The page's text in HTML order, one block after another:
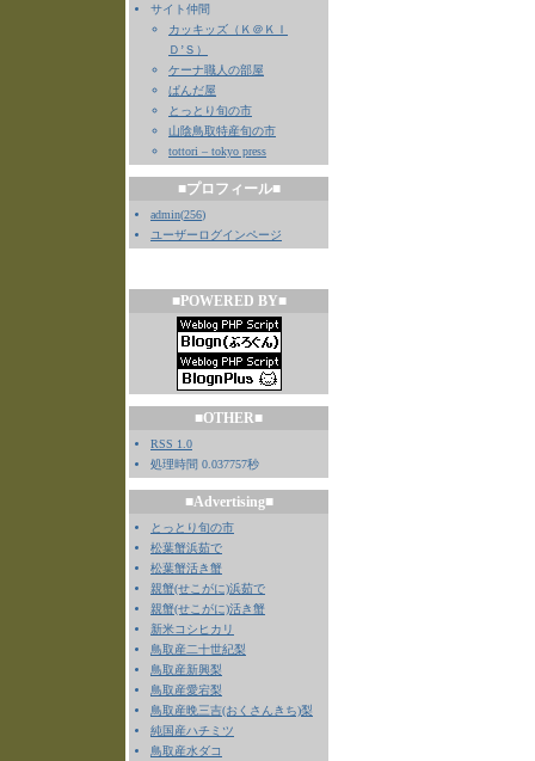
サイト仲間
カッキッズ（Ｋ＠ＫＩ
Ｄ’Ｓ）
ケーナ職人の部屋
ぱんだ屋
とっとり旬の市
山陰鳥取特産旬の市
tottori – tokyo press
■プロフィール■
admin(256)
ユーザーログインページ
■POWERED BY■
■OTHER■
RSS 1.0
処理時間 0.037757秒
■Advertising■
とっとり旬の市
松葉蟹浜茹で
松葉蟹活き蟹
親蟹(せこがに)浜茹で
親蟹(せこがに)活き蟹
新米コシヒカリ
鳥取産二十世紀梨
鳥取産新興梨
鳥取産愛宕梨
鳥取産晩三吉(おくさんきち)梨
純国産ハチミツ
鳥取産水ダコ